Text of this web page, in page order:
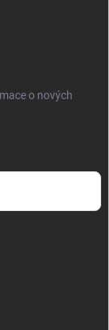
o nových